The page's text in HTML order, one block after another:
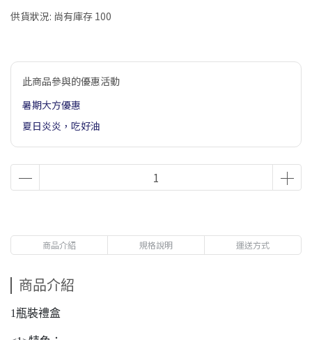
供貨狀況: 尚有庫存 100
此商品參與的優惠活動
暑期大方優惠
夏日炎炎，吃好油
商品介紹 規格說明 運送方式
商品介紹
1瓶裝禮盒